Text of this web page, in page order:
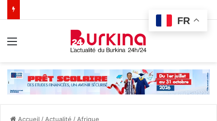
Accueil / Actualité / Afrique
FR